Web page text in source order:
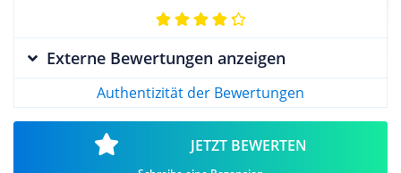
Externe Bewertungen anzeigen
Authentizität der Bewertungen
JETZT BEWERTEN